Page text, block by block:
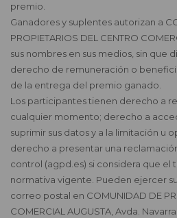
premio.
Ganadores y suplentes autorizan a
PROPIETARIOS DEL CENTRO
sus nombres en sus medios, sin que
derecho de remuneración o
de la entrega del premio ganado.
Los participantes tienen derecho a
cualquier momento; derecho a
suprimir sus datos y a la limitación u
derecho a presentar una
control (agpd.es) si considera que el
normativa vigente. Pueden ejercer
correo postal en COMUNIDAD DE
COMERCIAL AUGUSTA, Avda.